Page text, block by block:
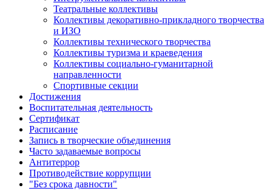
Театральные коллективы
Коллективы декоративно-прикладного творчества
и ИЗО
Коллективы технического творчества
Коллективы туризма и краеведения
Коллективы социально-гуманитарной
направленности
Спортивные секции
Достижения
Воспитательная деятельность
Cертификат
Расписание
Запись в творческие объединения
Часто задаваемые вопросы
Антитеррор
Противодействие коррупции
"Без срока давности"